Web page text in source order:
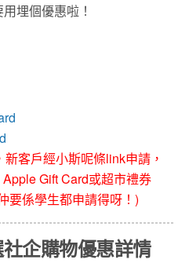
埋個優惠啦！
客戶經小斯呢條link申請，
Gift Card或超市禮券
要係學生都申請得呀！)
企購物優惠詳情